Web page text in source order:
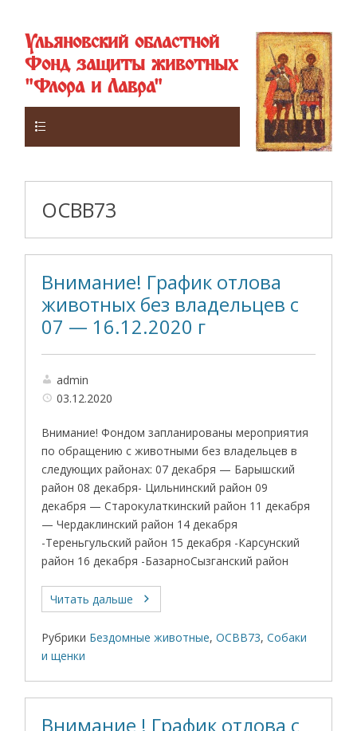
Ульяновский областной
Фонд защиты животных
"Флора и Лавра"
ОСВВ73
Внимание! График отлова
животных без владельцев с
07 — 16.12.2020 г
admin
03.12.2020
Внимание! Фондом запланированы мероприятия
по обращению с животными без владельцев в
следующих районах: 07 декабря — Барышский
район 08 декабря- Цильнинский район 09
декабря — Старокулаткинский район 11 декабря
— Чердаклинский район 14 декабря
-Тереньгульский район 15 декабря -Карсунский
район 16 декабря -БазарноСызганский район
Читать дальше
Рубрики Бездомные животные,ОСВВ73,Собаки
и щенки
Внимание ! График отлова с